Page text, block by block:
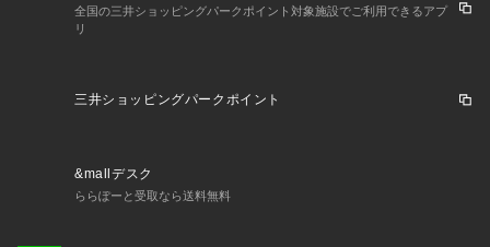
XL/ 着丈69.5 | 肩幅59.5 | バスト124 | そで丈62.5
※画像の商品はサンプルとなります。
Item Code：BBK03040
全国の三井ショッピングパークポイント対象施設でご利用できるアプ
リ
三井ショッピングパークポイント
&mallデスク
ららぽーと受取なら送料無料